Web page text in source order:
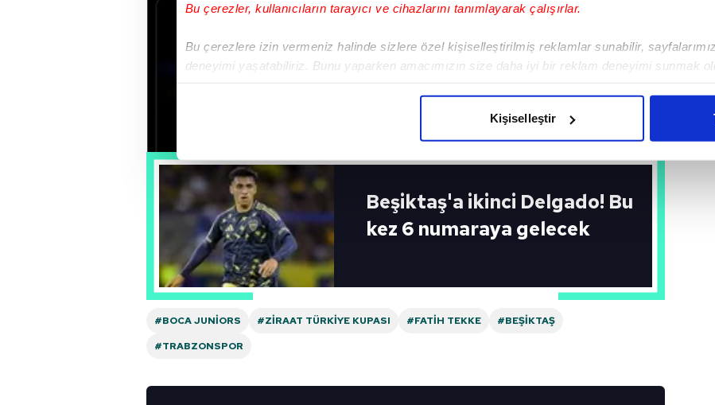
Bu çerezler, kullanıcıların tarayıcı ve cihazlarını tanımlayarak çalışırlar.
Bu çerezlere izin vermeniz halinde sizlere özel kişiselleştirilmiş reklamlar sunabilir,
deneyimi yaşatabiliriz. Bunu yaparken amacımızın size daha iyi bir reklam deneyimi sunmak
Her halükârda, kullanıcılar, bu çerezlere izin vermedikleri takdirde, kullanıcılara hedefli
Sizlere daha iyi bir hizmet sunabilmek için İnternet Sitemizde kendimize ve üçüncü kişilere ait
çerezler vasıtasıyla çeşitli kişisel verileriniz işlenmekte olup gerekli olan çerezler bilgi toplumu
amacıyla kullanılmaktadır. Diğer çerezler, sitemizin daha işlevsel kılınması ve
reklam/pazarlama faaliyetlerinin yapılması, amaçlarıyla sınırlı olarak açık rızanız dahilinde
Çerezlere ilişkin tercihlerinizi aşağıda yer alan panel vasıtasıyla belirleyebilirsiniz. Çerezlere
butonuna tıklayabilir,
ziyaret edebilirsiniz.
mevzuata uygun olarak kullanılan çerezlerle ilgili bilgi almak için lütfen
Kişiselleştir
Beşiktaş'a ikinci Delgado! Bu
kez 6 numaraya gelecek
#BOCA JUNIORS #ZIRAAT TÜRKIYE KUPASI #FATIH TEKKE
#BEŞIKTAŞ
#TRABZONSPOR